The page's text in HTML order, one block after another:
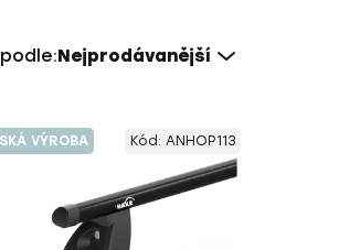
Nejprodávanější
VÝROBA Kód: ANHOP113